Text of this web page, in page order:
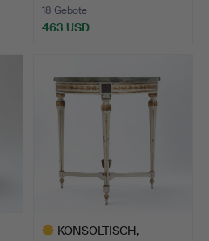
18 Gebote
463 USD
KONSOLTISCH,